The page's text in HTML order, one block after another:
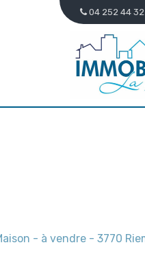
04 252 44 32